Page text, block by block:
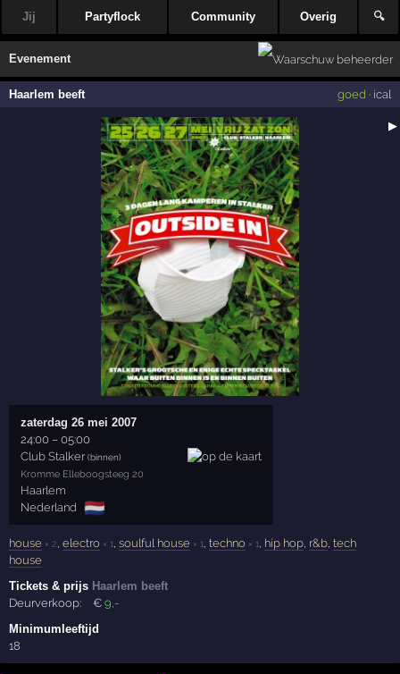
Jij Partyflock Community Overig 🔍
Evenement
Haarlem beeft goed· ical
▶
zaterdag 26 mei 2007
24:00 –05:00
Club Stalker (binnen)
Kromme Elleboogsteeg 20
Haarlem
Nederland 🇳🇱
house × 2 ,electro × 1 ,soulful house × 1 ,techno × 1 hip hop r&b ,tech
house
Tickets & prijs Haarlem beeft
Deurverkoop:
€9 ,-
Minimumleeftijd
18